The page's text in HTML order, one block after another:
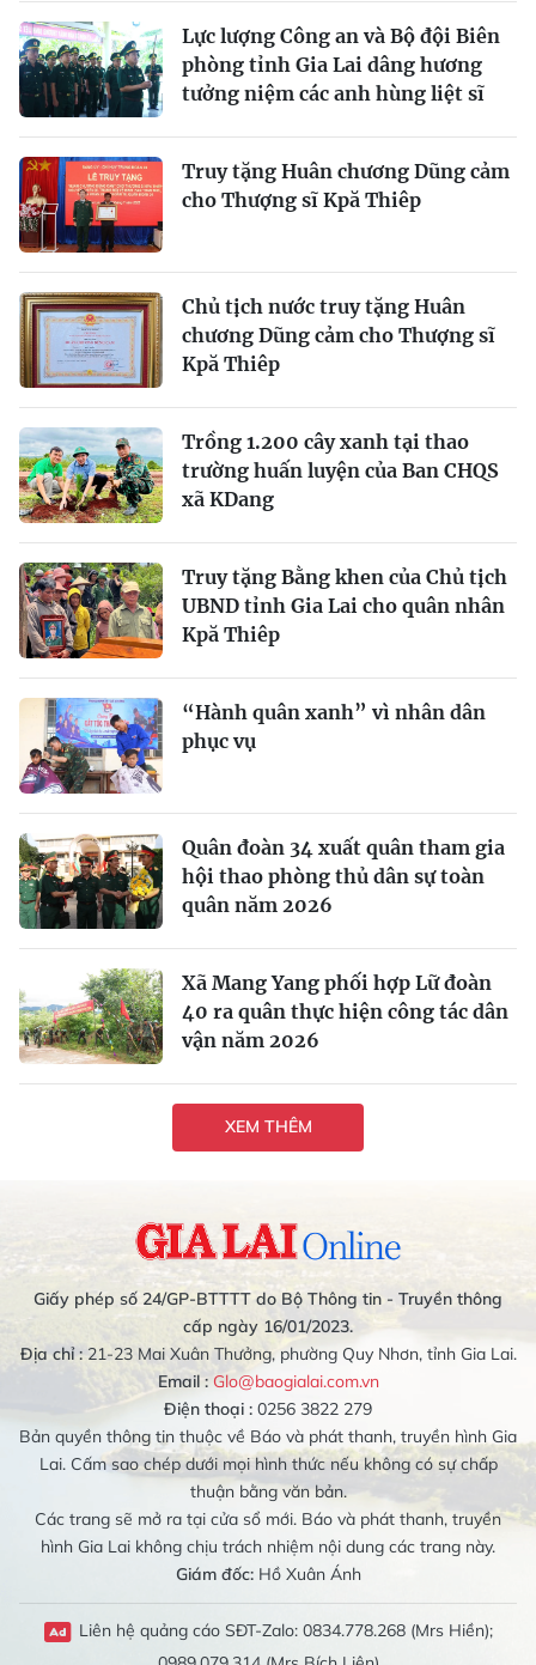
Lực lượng Công an và Bộ đội Biên
phòng tỉnh Gia Lai dâng hương
tưởng niệm các anh hùng liệt sĩ
Truy tặng Huân chương Dũng cảm
cho Thượng sĩ Kpă Thiêp
Chủ tịch nước truy tặng Huân
chương Dũng cảm cho Thượng sĩ
Kpă Thiêp
Trồng 1.200 cây xanh tại thao
trường huấn luyện của Ban CHQS
xã KDang
Truy tặng Bằng khen của Chủ tịch
UBND tỉnh Gia Lai cho quân nhân
Kpă Thiêp
“Hành quân xanh” vì nhân dân
phục vụ
Quân đoàn 34 xuất quân tham gia
hội thao phòng thủ dân sự toàn
quân năm 2026
Xã Mang Yang phối hợp Lữ đoàn
40 ra quân thực hiện công tác dân
vận năm 2026
XEM THÊM
Giấy phép số 24/GP-BTTTT do Bộ Thông tin - Truyền thông
cấp ngày 16/01/2023.
Địa chỉ :21-23 Mai Xuân Thưởng, phường Quy Nhơn, tỉnh Gia Lai.
Email : Glo@baogialai.com.vn
Điện thoại : 0256 3822 279
Bản quyền thông tin thuộc về Báo và phát thanh, truyền hình Gia
Lai. Cấm sao chép dưới mọi hình thức nếu không có sự chấp
thuận bằng văn bản.
Các trang sẽ mở ra tại cửa sổ mới. Báo và phát thanh, truyền
hình Gia Lai không chịu trách nhiệm nội dung các trang này.
Giám đốc:Hồ Xuân Ánh
Liên hệ quảng cáo SĐT-Zalo: 0834.778.268 (Mrs Hiền);